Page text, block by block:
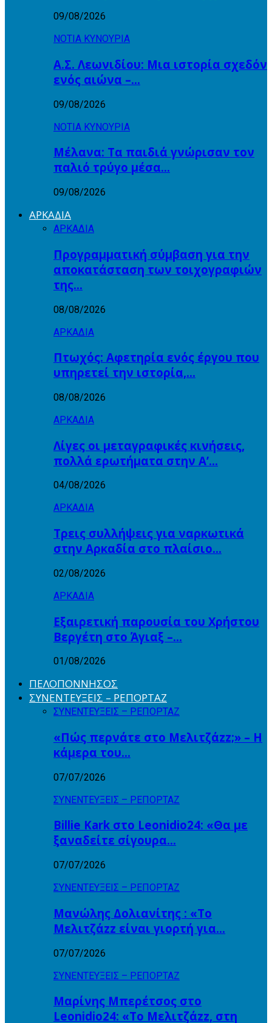
09/08/2026
ΝΟΤΙΑ ΚΥΝΟΥΡΙΑ
Α.Σ. Λεωνιδίου: Μια ιστορία σχεδόν
ενός αιώνα –…
09/08/2026
ΝΟΤΙΑ ΚΥΝΟΥΡΙΑ
Μέλανα: Τα παιδιά γνώρισαν τον
παλιό τρύγο μέσα…
09/08/2026
ΑΡΚΑΔΙΑ
ΑΡΚΑΔΙΑ
Προγραμματική σύμβαση για την
αποκατάσταση των τοιχογραφιών
της…
08/08/2026
ΑΡΚΑΔΙΑ
Πτωχός: Αφετηρία ενός έργου που
υπηρετεί την ιστορία,…
08/08/2026
ΑΡΚΑΔΙΑ
Λίγες οι μεταγραφικές κινήσεις,
πολλά ερωτήματα στην Α’…
04/08/2026
ΑΡΚΑΔΙΑ
Τρεις συλλήψεις για ναρκωτικά
στην Αρκαδία στο πλαίσιο…
02/08/2026
ΑΡΚΑΔΙΑ
Εξαιρετική παρουσία του Χρήστου
Βεργέτη στο Άγιαξ –…
01/08/2026
ΠΕΛΟΠΟΝΝΗΣΟΣ
ΣΥΝΕΝΤΕΥΞΕΙΣ – ΡΕΠΟΡΤΑΖ
ΣΥΝΕΝΤΕΥΞΕΙΣ – ΡΕΠΟΡΤΑΖ
«Πώς περνάτε στο Μελιτζάzz;» – Η
κάμερα του…
07/07/2026
ΣΥΝΕΝΤΕΥΞΕΙΣ – ΡΕΠΟΡΤΑΖ
Billie Kark στο Leonidio24: «Θα με
ξαναδείτε σίγουρα…
07/07/2026
ΣΥΝΕΝΤΕΥΞΕΙΣ – ΡΕΠΟΡΤΑΖ
Μανώλης Δολιανίτης : «Το
Μελιτζάzz είναι γιορτή για…
07/07/2026
ΣΥΝΕΝΤΕΥΞΕΙΣ – ΡΕΠΟΡΤΑΖ
Μαρίνης Μπερέτσος στο
Leonidio24: «Το Μελιτζάzz, στη